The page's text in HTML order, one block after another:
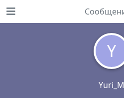
Y
Yuri_M